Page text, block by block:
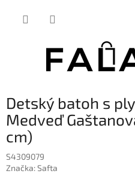
Detský batoh s
Medveď
cm)
S4309079
Značka:Safta